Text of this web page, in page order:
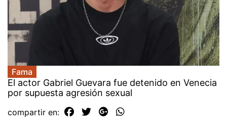
Fama
El actor Gabriel Guevara fue detenido en Venecia
por supuesta agresión sexual
compartir en: